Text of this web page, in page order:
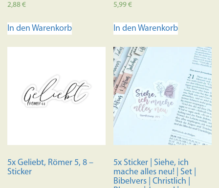
2,88€
In den Warenkorb
5,99€
In den Warenkorb
5x Geliebt, Römer 5, 8 –
Sticker
5x Sticker | Siehe, ich
mache alles neu! | Set |
Bibelvers | Christlich |